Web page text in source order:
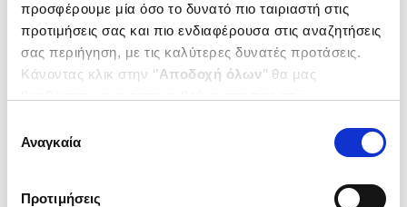
προσφέρουμε μία όσο το δυνατό πιο ταιριαστή στις
προτιμήσεις σας και πιο ενδιαφέρουσα στις αναζητήσεις
σας περιήγηση, με τις καλύτερες δυνατές προτάσεις.
Κάνοντας κλικ στην ‘’Αποδοχή όλων’’ θα μας
ενδιαφέρουν και να επιλέξετε από τα παρακάτω με την
΄΄και να ενημερωθείτε σχετικά με
συγκατάθεσης
Αναγκαία
Προτιμήσεις